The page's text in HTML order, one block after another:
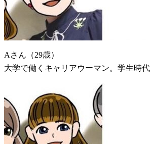
Aさん（29歳）
大学で働くキャリアウーマン。学生時